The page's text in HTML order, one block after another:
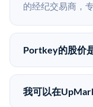
的经纪交易商，
Portkey的股价
Portkey没有公开
已知股价来自其
我可以在